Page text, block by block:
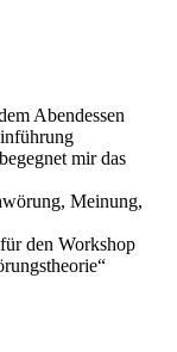
Abendessen
mir das
Meinung,
den Workshop